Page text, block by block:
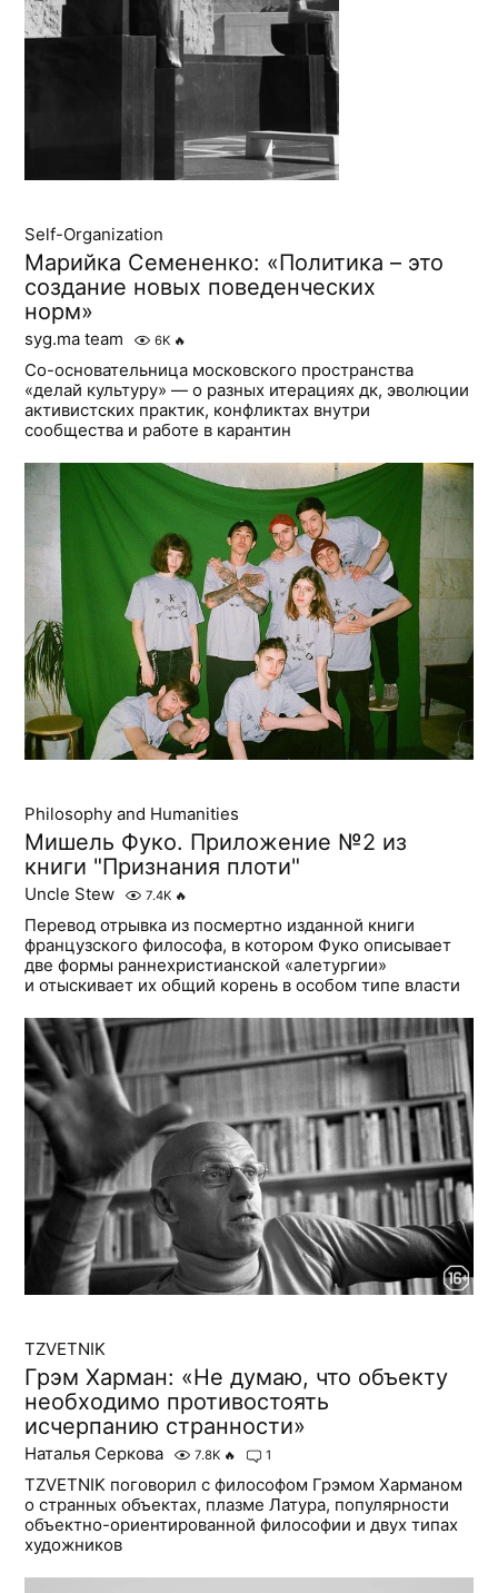
Self-Organization
Марийка Семененко: «Политика – это
создание новых поведенческих
норм»
syg.ma team 6K 🔥
Со-основательница московского пространства
«делай культуру» — о разных итерациях дк, эволюции
активистских практик, конфликтах внутри
сообщества и работе в карантин
Philosophy and Humanities
Мишель Фуко. Приложение №2 из
книги "Признания плоти"
Uncle Stew 7.4K 🔥
Перевод отрывка из посмертно изданной книги
французского философа, в котором Фуко описывает
две формы раннехристианской «алетургии»
и отыскивает их общий корень в особом типе власти
TZVETNIK
Грэм Харман: «Не думаю, что объекту
необходимо противостоять
исчерпанию странности»
Наталья Серкова 7.8K 🔥 1
TZVETNIK поговорил с философом Грэмом Харманом
о странных объектах, плазме Латура, популярности
объектно-ориентированной философии и двух типах
художников